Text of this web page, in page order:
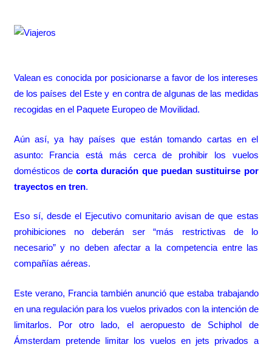
Valean es conocida por posicionarse a favor de los intereses
de los países del Este y en contra de algunas de las medidas
recogidas en el Paquete Europeo de Movilidad.
Aún así, ya hay países que están tomando cartas en el
asunto: Francia está más cerca de prohibir los vuelos
domésticos decorta duración que puedan sustituirse por
trayectos en tren.
Eso sí, desde el Ejecutivo comunitario avisan de que estas
prohibiciones no deberán ser “más restrictivas de lo
necesario” y no deben afectar a la competencia entre las
compañías aéreas.
Este verano, Francia también anunció que estaba trabajando
en una regulación para los vuelos privados con la intención de
limitarlos. Por otro lado, el aeropuesto de Schiphol de
Ámsterdam pretende limitar los vuelos en jets privados a